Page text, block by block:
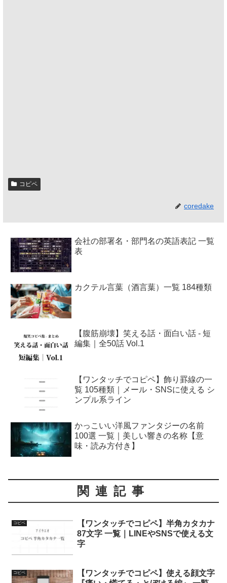
コピペ
coredake
会社の部署名・部門名の英語表記 一覧
表
カクテル言葉（酒言葉）一覧 184種類
【腹筋崩壊】笑える話・面白い話 - 短
編集｜全50話 Vol.1
【ワンタッチでコピペ】飾り罫線の一
覧 105種類｜メール・SNSに使える シ
ンプル系ライン
かっこいい洋風ファンタジーの名前
100選 一覧｜美しい響きの名称【意
味・読み方付き】
関連記事
コピペ
【ワンタッチでコピペ】半角カタカナ
87文字 一覧｜LINEやSNSで使える文
字
コピペ
【ワンタッチでコピペ】使える顔文字